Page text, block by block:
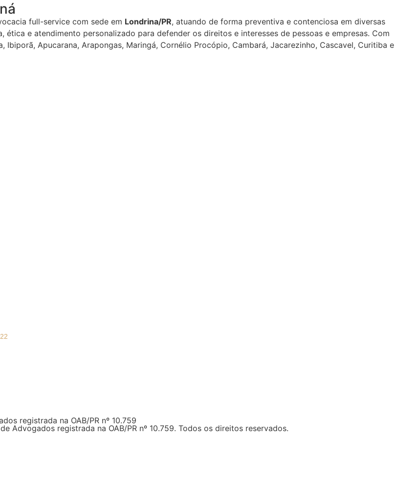
full-service com sede em Londrina/PR, atuando de forma preventiva e contenciosa em diversas
e atendimento personalizado para defender os direitos e interesses de pessoas e empresas. Com
Ibiporã, Apucarana, Arapongas, Maringá, Cornélio Procópio, Cambará, Jacarezinho, Cascavel, Curitiba e
registrada na OAB/PR nº 10.759
Advogados registrada na OAB/PR nº 10.759. Todos os direitos reservados.